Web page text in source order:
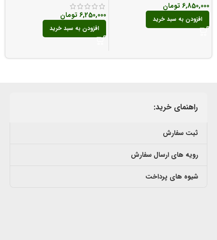
6,850,000 تومان
افزودن به سبد خرید 6,250,000 تومان
افزودن به سبد خرید
راهنمای خرید:
ثبت سفارش
رویه های ارسال سفارش
شیوه های پرداخت